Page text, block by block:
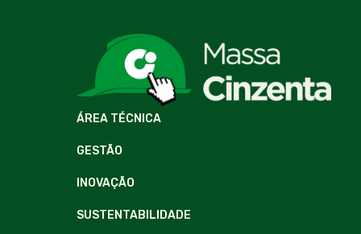
ÁREA TÉCNICA
GESTÃO
INOVAÇÃO
SUSTENTABILIDADE